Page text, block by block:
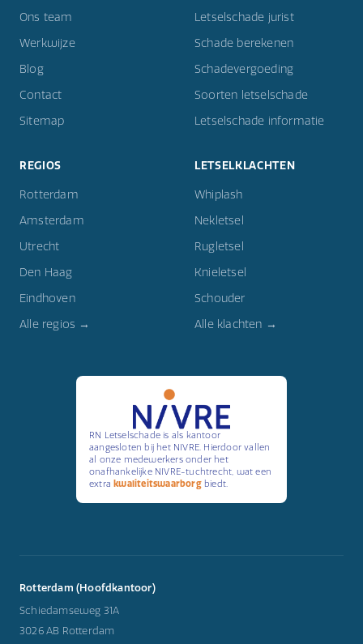
Ons team
Werkwijze
Blog
Contact
Sitemap
Letselschade jurist
Schade berekenen
Schadevergoeding
Soorten letselschade
Letselschade informatie
REGIOS
Rotterdam
Amsterdam
Utrecht
Den Haag
Eindhoven
Alle regios →
LETSELKLACHTEN
Whiplash
Nekletsel
Rugletsel
Knieletsel
Schouder
Alle klachten →
RN Letselschade is als kantoor
aangesloten bij het NIVRE. Hierdoor vallen
al onze medewerkers onder het
onafhankelijke NIVRE-tuchtrecht, wat een
extrakwaliteitswaarborgbiedt.
Rotterdam (Hoofdkantoor)
Schiedamseweg 31A
3026 AB Rotterdam